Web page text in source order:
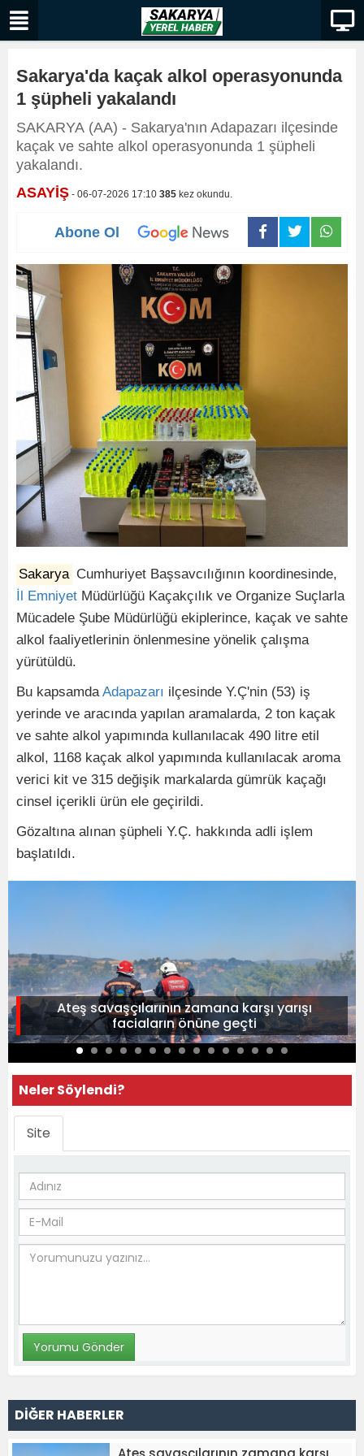
Sakarya'da kaçak alkol operasyonunda
1 şüpheli yakalandı
SAKARYA (AA) - Sakarya'nın Adapazarı ilçesinde
kaçak ve sahte alkol operasyonunda 1 şüpheli
yakalandı.
ASAYİŞ - 06-07-2026 17:10 385 kez okundu.
Abone Ol
Sakarya Cumhuriyet Başsavcılığının koordinesinde,
Emniyet Müdürlüğü Kaçakçılık ve Organize Suçlarla
Mücadele Şube Müdürlüğü ekiplerince, kaçak ve sahte
alkol faaliyetlerinin önlenmesine yönelik çalışma
yürütüldü.
Bu kapsamdaAdapazarı ilçesinde Y.Ç'nin (53) iş
yerinde ve aracında yapılan aramalarda, 2 ton kaçak
ve sahte alkol yapımında kullanılacak 490 litre etil
alkol, 1168 kaçak alkol yapımında kullanılacak aroma
verici kit ve 315 değişik markalarda gümrük kaçağı
cinsel içerikli ürün ele geçirildi.
Gözaltına alınan şüpheli Y.Ç. hakkında adli işlem
başlatıldı.
Ateş savaşçılarının zamana karşı yarışı
faciaların önüne geçti
Neler Söylendi?
Site
DİĞER HABERLER